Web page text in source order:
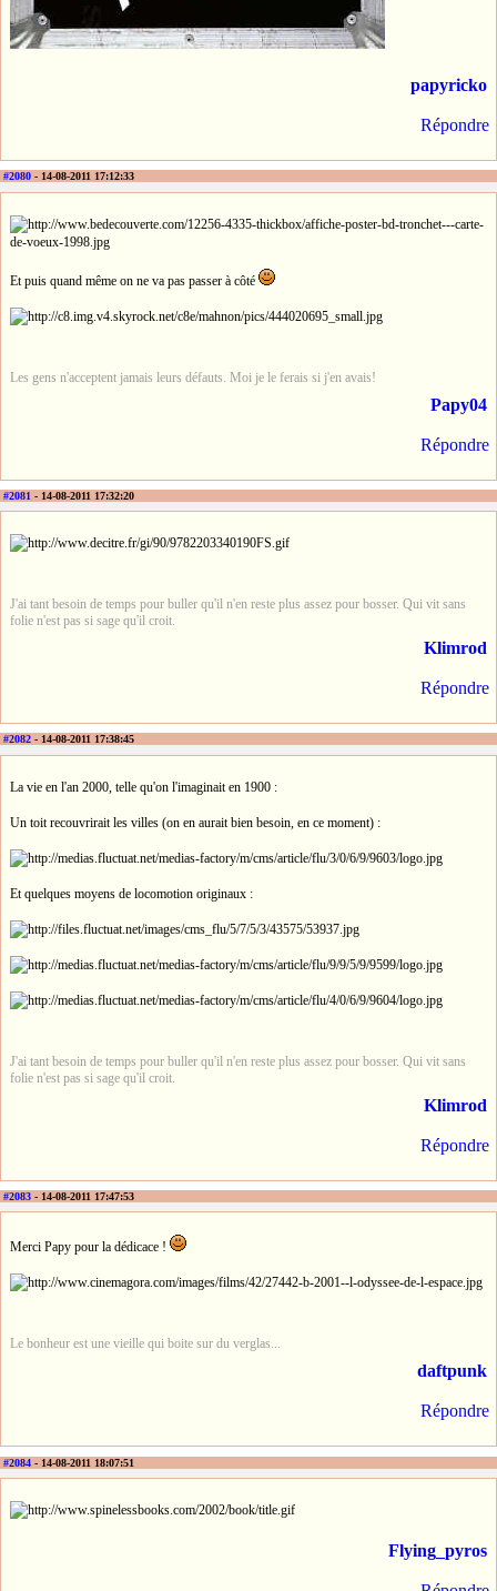
papyricko
Répondre
#2080 - 14-08-2011 17:12:33
Et puis quand même on ne va pas passer à côté
Les gens n'acceptent jamais leurs défauts. Moi je le ferais si j'en avais!
Papy04
Répondre
#2081 - 14-08-2011 17:32:20
J'ai tant besoin de temps pour buller qu'il n'en reste plus assez pour bosser. Qui vit sans
folie n'est pas si sage qu'il croit.
Klimrod
Répondre
#2082 - 14-08-2011 17:38:45
La vie en l'an 2000, telle qu'on l'imaginait en 1900 :
Un toit recouvrirait les villes (on en aurait bien besoin, en ce moment) :
Et quelques moyens de locomotion originaux :
J'ai tant besoin de temps pour buller qu'il n'en reste plus assez pour bosser. Qui vit sans
folie n'est pas si sage qu'il croit.
Klimrod
Répondre
#2083 - 14-08-2011 17:47:53
Merci Papy pour la dédicace !
Le bonheur est une vieille qui boite sur du verglas...
daftpunk
Répondre
#2084 - 14-08-2011 18:07:51
Flying_pyros